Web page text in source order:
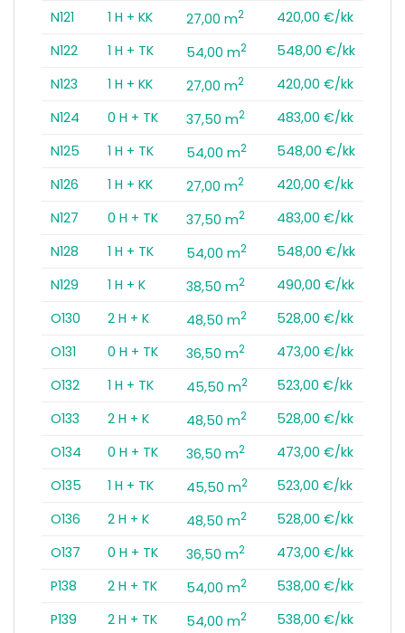
N121
1 H + KK 27,00 m2
420,00 €/kk
N122
1 H + TK 54,00 m2
548,00 €/kk
N123
1 H + KK 27,00 m2
420,00 €/kk
N124
0 H + TK 37,50 m2
483,00 €/kk
N125
1 H + TK 54,00 m2
548,00 €/kk
N126
1 H + KK 27,00 m2
420,00 €/kk
N127
0 H + TK 37,50 m2
483,00 €/kk
N128
1 H + TK 54,00 m2
548,00 €/kk
N129
1 H + K 38,50 m2
490,00 €/kk
O130
2 H + K 48,50 m2
528,00 €/kk
O131
0 H + TK 36,50 m2
473,00 €/kk
O132
1 H + TK 45,50 m2
523,00 €/kk
O133
2 H + K 48,50 m2
528,00 €/kk
O134
0 H + TK 36,50 m2
473,00 €/kk
O135
1 H + TK 45,50 m2
523,00 €/kk
O136
2 H + K 48,50 m2
528,00 €/kk
O137
0 H + TK 36,50 m2
473,00 €/kk
P138
2 H + TK 54,00 m2
538,00 €/kk
P139
2 H + TK 54,00 m2
538,00 €/kk